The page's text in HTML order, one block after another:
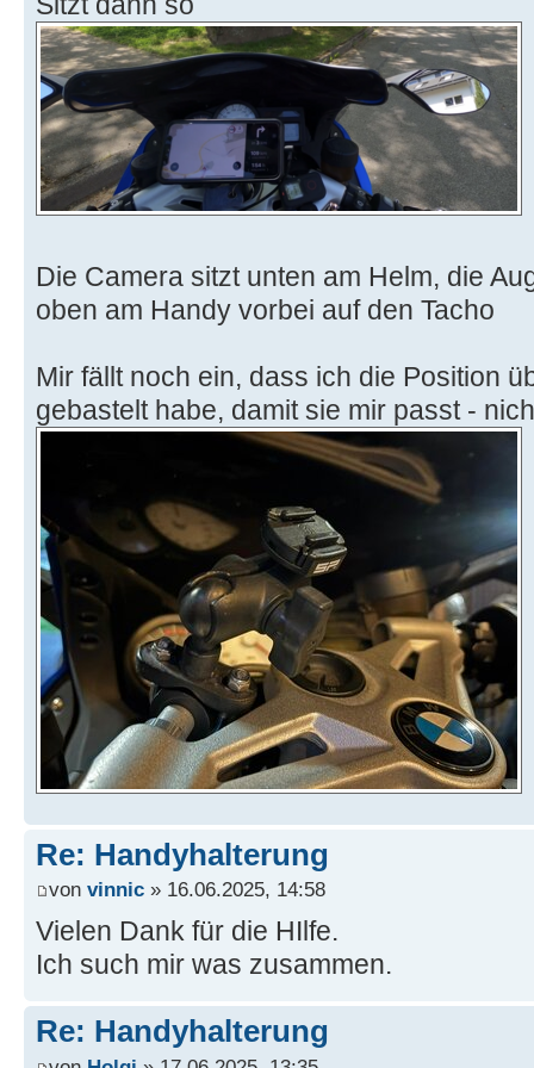
Die Camera sitzt unten am Helm, die
oben am Handy vorbei auf den Tacho
Mir fällt noch ein, dass ich die Position
gebastelt habe, damit sie mir passt -
Re: Handyhalterung
von vinnic » 16.06.2025, 14:58
Vielen Dank für die HIlfe.
Ich such mir was zusammen.
Re: Handyhalterung